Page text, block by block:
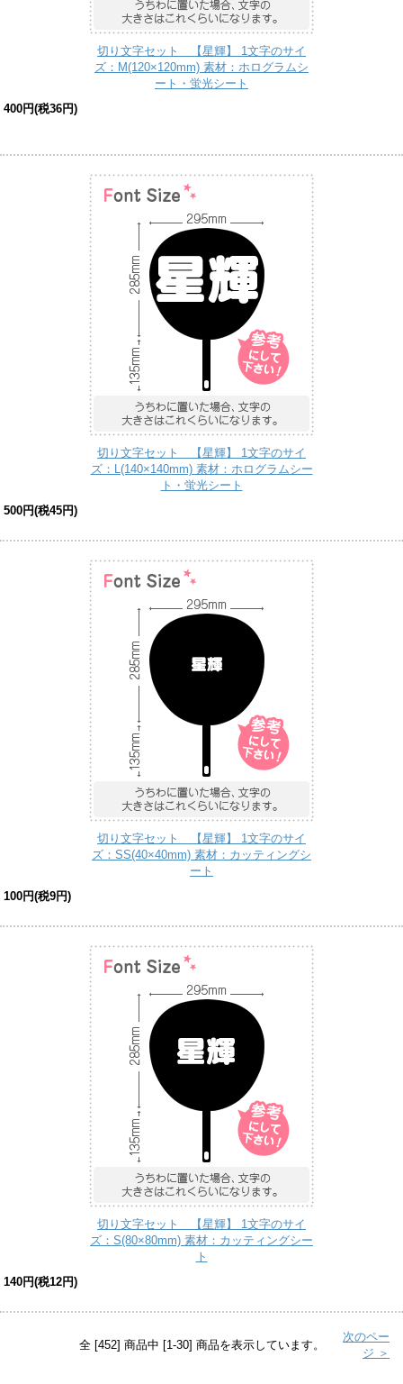
切り文字セット 【星輝】 1文字のサイ
ズ：M(120×120mm) 素材：ホログラムシ
ート・蛍光シート
400円(税36円)
切り文字セット 【星輝】 1文字のサイ
ズ：L(140×140mm) 素材：ホログラムシー
ト・蛍光シート
500円(税45円)
切り文字セット 【星輝】 1文字のサイ
ズ：SS(40×40mm) 素材：カッティングシ
ート
100円(税9円)
切り文字セット 【星輝】 1文字のサイ
ズ：S(80×80mm) 素材：カッティングシー
ト
140円(税12円)
全 [452] 商品中 [1-30] 商品を表示しています。
次のペー
ジ ＞